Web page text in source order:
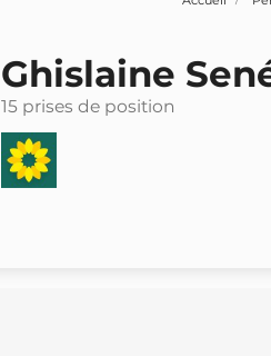
Ghislaine
15 prises de position